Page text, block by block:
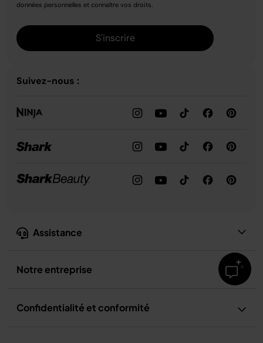
Assistance
Notre entreprise
Confidentialité et conformité
données personnelles et connaître vos droits.
S'inscrire
Suivez-nous :